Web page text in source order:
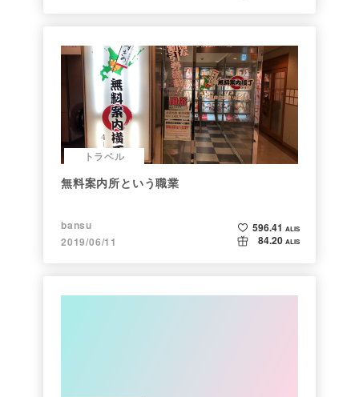
トラベル
無料案内所という職業
bansu
2019/06/11
596.41 ALIS
84.20 ALIS